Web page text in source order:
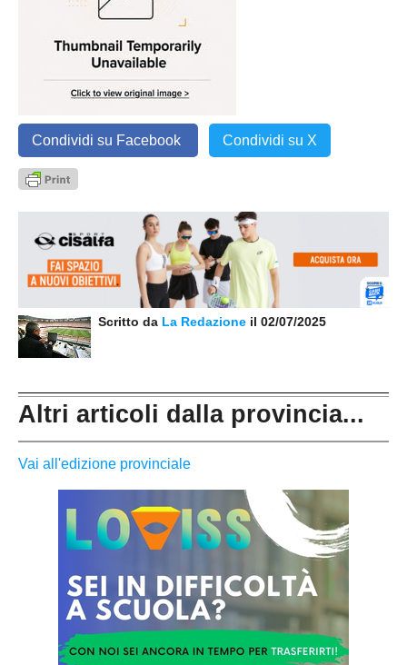
Condividi su Facebook Condividi su X
Scritto da La Redazione il 02/07/2025
Altri articoli dalla provincia...
Vai all'edizione provinciale